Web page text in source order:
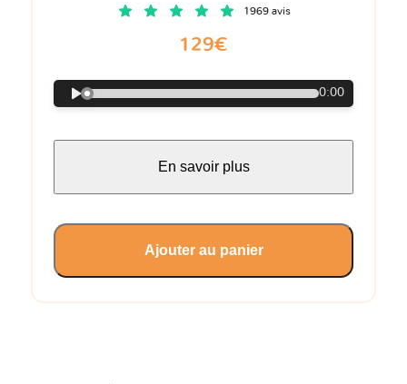
1969 avis
129€
0:00
En savoir plus
Ajouter au panier